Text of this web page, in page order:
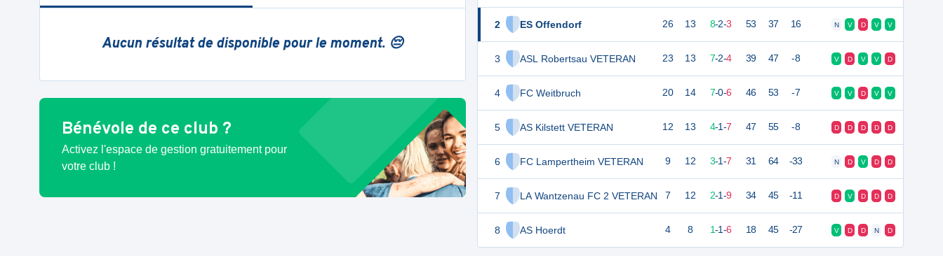
Aucun résultat de disponible pour le moment. 😔
Bénévole de ce club ?
Activez l'espace de gestion gratuitement pour
votre club !
2 ES Offendorf
3 ASL Robertsau VETERAN
4 FC Weitbruch
5 AS Kilstett VETERAN
6 FC Lampertheim VETERAN
7 LA Wantzenau FC 2 VETERAN
8 AS Hoerdt
26 13 8-2-3 53 37 16 N V D V V
23 13 7-2-4 39 47 -8 V D V V D
20 14 7-0-6 46 53 -7 V V D V V
12 13 4-1-7 47 55 -8 D D D D D
9 12 3-1-7 31 64 -33 N D V D D
7 12 2-1-9 34 45 -11 D V D D D
4 8 1-1-6 18 45 -27 V D D N D